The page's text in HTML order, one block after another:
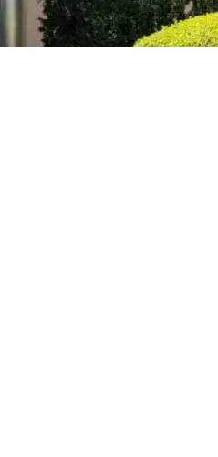
気管支喘息
花粉症